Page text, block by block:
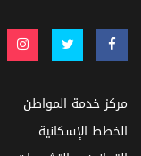
مركز خدمة المواطن
الخطط الإسكانية